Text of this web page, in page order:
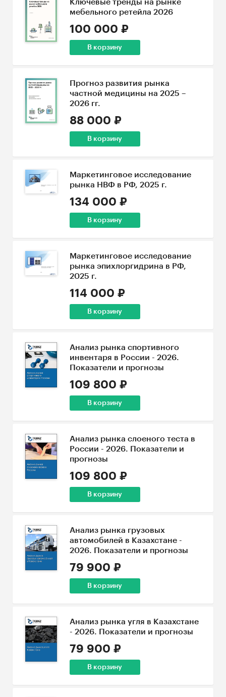
Ключевые тренды на рынке
мебельного ретейла 2026
100 000 ₽
В корзину
Прогноз развития рынка
частной медицины на 2025 –
2026 гг.
88 000 ₽
В корзину
Маркетинговое исследование
рынка НВФ в РФ, 2025 г.
134 000 ₽
В корзину
Маркетинговое исследование
рынка эпихлоргидрина в РФ,
2025 г.
114 000 ₽
В корзину
Анализ рынка спортивного
инвентаря в России - 2026.
Показатели и прогнозы
109 800 ₽
В корзину
Анализ рынка слоеного теста в
России - 2026. Показатели и
прогнозы
109 800 ₽
В корзину
Анализ рынка грузовых
автомобилей в Казахстане -
2026. Показатели и прогнозы
79 900 ₽
В корзину
Анализ рынка угля в Казахстане
- 2026. Показатели и прогнозы
79 900 ₽
В корзину